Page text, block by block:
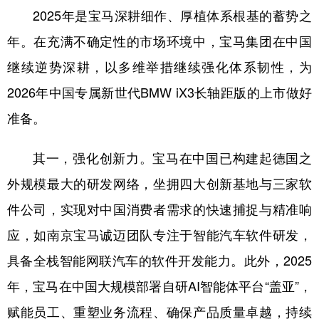
2025年是宝马深耕细作、厚植体系根基的蓄势之
年。在充满不确定性的市场环境中，宝马集团在中国
继续逆势深耕，以多维举措继续强化体系韧性，为
2026年中国专属新世代BMW iX3长轴距版的上市做好
准备。
其一，强化创新力。宝马在中国已构建起德国之
外规模最大的研发网络，坐拥四大创新基地与三家软
件公司，实现对中国消费者需求的快速捕捉与精准响
应，如南京宝马诚迈团队专注于智能汽车软件研发，
具备全栈智能网联汽车的软件开发能力。此外，2025
年，宝马在中国大规模部署自研AI智能体平台“盖亚”，
赋能员工、重塑业务流程、确保产品质量卓越，持续